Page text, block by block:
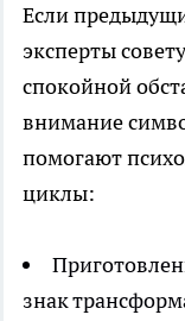
Если
эксперты
спокойной
внимание
помогают
циклы:
знак